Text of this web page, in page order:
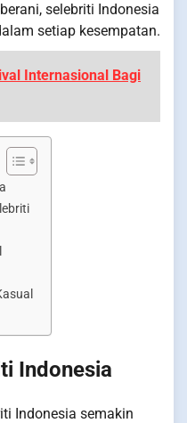
selebriti Indonesia
setiap kesempatan.
Internasional Bagi
Indonesia
Indonesia semakin